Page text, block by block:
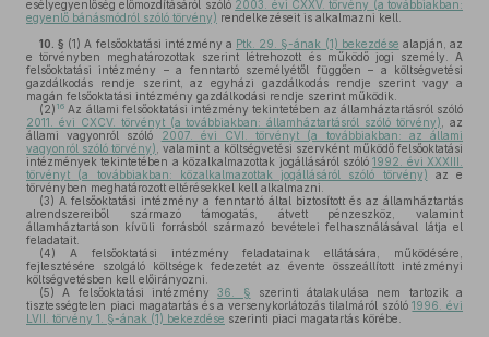
esélyegyenlőség előmozdításáról szóló 2003. évi CXXV. törvény (a továbbiakban:
egyenlő bánásmódról szóló törvény) rendelkezéseit is alkalmazni kell.
10. § (1) A felsőoktatási intézmény a Ptk. 29. §-ának (1) bekezdése alapján, az
e törvényben meghatározottak szerint létrehozott és működő jogi személy. A
felsőoktatási intézmény – a fenntartó személyétől függően – a költségvetési
gazdálkodás rendje szerint, az egyházi gazdálkodás rendje szerint vagy a
magán felsőoktatási intézmény gazdálkodási rendje szerint működik.
(2) 16 Az állami felsőoktatási intézmény tekintetében az államháztartásról szóló
2011. évi CXCV. törvényt (a továbbiakban: államháztartásról szóló törvény) , az
állami vagyonról szóló
2007. évi CVI. törvényt (a továbbiakban: az állami
vagyonról szóló törvény) , valamint a költségvetési szervként működő felsőoktatási
intézmények tekintetében a közalkalmazottak jogállásáról szóló1992. évi XXXIII.
törvényt (a továbbiakban: közalkalmazottak jogállásáról szóló törvény) az e
törvényben meghatározott eltérésekkel kell alkalmazni.
(3) A felsőoktatási intézmény a fenntartó által biztosított és az államháztartás
alrendszereiből származó támogatás, átvett pénzeszköz, valamint
államháztartáson kívüli forrásból származó bevételei felhasználásával látja el
feladatait.
(4) A felsőoktatási intézmény feladatainak ellátására, működésére,
fejlesztésére szolgáló költségek fedezetét az évente összeállított intézményi
költségvetésben kell előirányozni.
(5) A felsőoktatási intézmény36. § szerinti átalakulása nem tartozik a
tisztességtelen piaci magatartás és a versenykorlátozás tilalmáról szóló1996. évi
LVII. törvény 1. §-ának (1) bekezdése szerinti piaci magatartás körébe.